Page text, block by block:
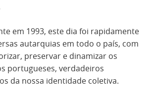
em 1993, este dia foi rapidamente
autarquias em todo o país, com
preservar e dinamizar os
portugueses, verdadeiros
da nossa identidade coletiva.